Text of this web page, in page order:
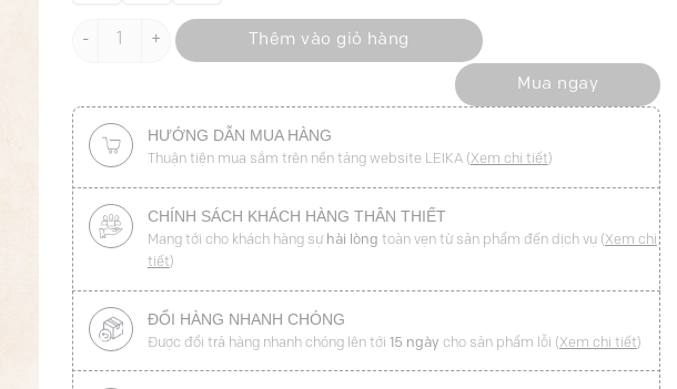
Đầm party cúp ngực phối bèo cài hoa số lượng
Thêm vào giỏ hàng
Mua ngay
HƯỚNG DẪN MUA HÀNG
Thuận tiện mua sắm trên nền tảng website LEIKA (Xem chi tiết)
CHÍNH SÁCH KHÁCH HÀNG THÂN THIẾT
Mang tới cho khách hàng sự hài lòng toàn vẹn từ sản phẩm đến dịch vụ (Xem chi
tiết)
ĐỔI HÀNG NHANH CHÓNG
Được đổi trả hàng nhanh chóng lên tới 15 ngày cho sản phẩm lỗi (Xem chi tiết)